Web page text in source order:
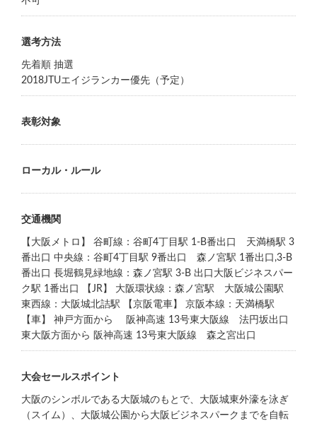
選考方法
先着順 抽選
2018JTUエイジランカー優先（予定）
表彰対象
ローカル・ルール
交通機関
【大阪メトロ】 谷町線：谷町4丁目駅 1-B番出口 天満橋駅 3
番出口 中央線：谷町4丁目駅 9番出口 森ノ宮駅 1番出口,3-B
番出口 長堀鶴見緑地線：森ノ宮駅 3-B 出口大阪ビジネスパー
ク駅 1番出口 【JR】 大阪環状線：森ノ宮駅 大阪城公園駅
東西線：大阪城北詰駅 【京阪電車】 京阪本線：天満橋駅
【車】 神戸方面から 阪神高速 13号東大阪線 法円坂出口
東大阪方面から 阪神高速 13号東大阪線 森之宮出口
大会セールスポイント
大阪のシンボルである大阪城のもとで、大阪城東外濠を泳ぎ
（スイム）、大阪城公園から大阪ビジネスパークまでを自転